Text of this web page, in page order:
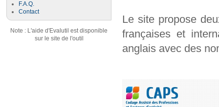
F.A.Q.
Contact
Note : L'aide d'Evalutil est disponible
sur le site de l'outil
Le site propose
françaises et
anglais avec des